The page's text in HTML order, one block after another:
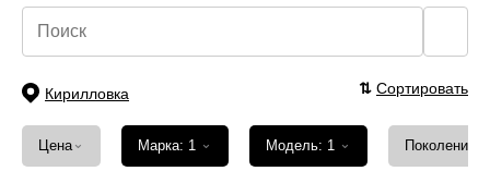
Кирилловка ⇅ Сортировать
Цена ⌄ Марка: 1 ⌄ Модель: 1 ⌄ Поколение